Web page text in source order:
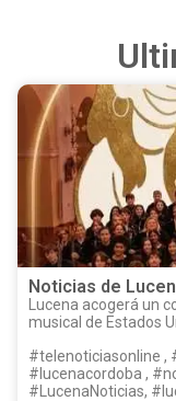
Noticias de
Lucena acogerá un
musical de Estados
#telenoticiasonline ,
#lucenacordoba ,
#LucenaNoticias,